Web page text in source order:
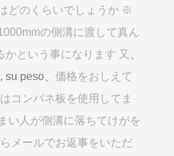
どのくらいでしょうか ※
の側溝に渡して真ん
かという事になります 又
peso、 価格をおしえて
コンパネ板を使用してま
い人が側溝に落ちてけがを
メールでお返事をいただ